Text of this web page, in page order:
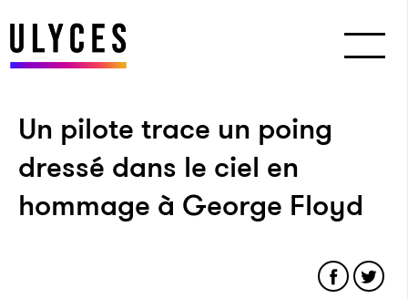
Un pilote trace un poing
dressé dans le ciel en
hommage à George Floyd